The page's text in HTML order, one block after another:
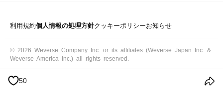
50
利用規約個人情報の処理方針クッキーポリシーお知らせ
© 2026 Weverse Company Inc. or its affiliates (Weverse Japan Inc. &
Weverse America Inc.) all rights reserved.